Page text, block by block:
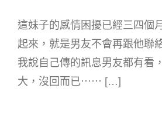
這妹子的感情困擾已經三四個
起來，就是男友不會再跟他聯
我說自己傳的訊息男友都有看
大，沒回而已⋯⋯ […]